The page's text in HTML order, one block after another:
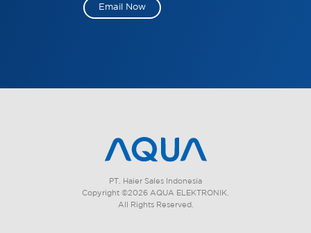
Email Now
PT. Haier Sales Indonesia
Copyright ©2026 AQUA ELEKTRONIK.
All Rights Reserved.